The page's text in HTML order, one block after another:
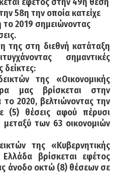
58η την οποία κατείχε
το 2019 σημειώνοντας
της στη διεθνή κατάταξη
σημαντικές
δείκτες:
της «Οικονομικής
μας βρίσκεται στην
2020, βελτιώνοντας την
(5) θέσεις αφού πέρυσι
των 63 οικονομιών
της «Κυβερνητικής
βρίσκεται εφέτος
άνοδο οκτώ (8) θέσεων σε